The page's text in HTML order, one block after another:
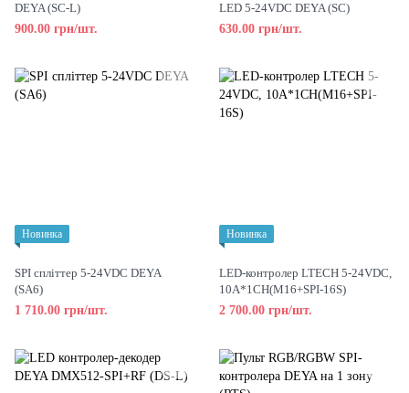
DEYA (SC-L)
900.00 грн/шт.
LED 5-24VDC DEYA (SC)
630.00 грн/шт.
Новинка
SPI спліттер 5-24VDC DEYA
(SA6)
1 710.00 грн/шт.
Новинка
LED-контролер LTECH 5-24VDC,
10A*1CH(M16+SPI-16S)
2 700.00 грн/шт.